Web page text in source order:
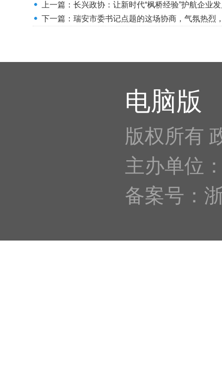
上一篇： 长兴政协：让新时代“枫桥经验”护航企业
下一篇： 瑞安市委书记点题的这场协商，气氛热烈
电脑版
版权所有
主办单位
备案号：